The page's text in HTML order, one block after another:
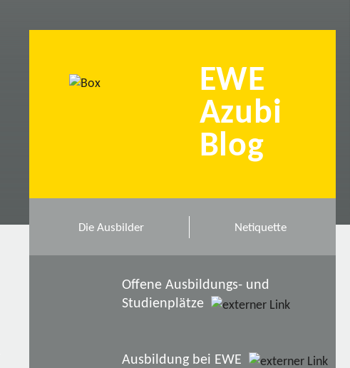
EWE
Azubi
Blog
Die Ausbilder Netiquette
Offene Ausbildungs- und
Studienplätze
Ausbildung bei EWE